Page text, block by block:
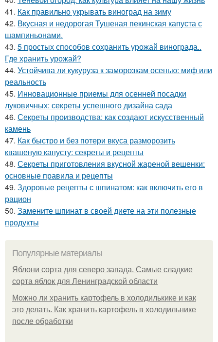
41. Как правильно укрывать виноград на зиму
42. Вкусная и недорогая Тушеная пекинская капуста с
шампиньонами.
43. 5 простых способов сохранить урожай винограда..
Где хранить урожай?
44. Устойчива ли кукуруза к заморозкам осенью: миф или
реальность
45. Инновационные приемы для осенней посадки
луковичных: секреты успешного дизайна сада
46. Секреты производства: как создают искусственный
камень
47. Как быстро и без потери вкуса разморозить
квашеную капусту: секреты и рецепты
48. Секреты приготовления вкусной жареной вешенки:
основные правила и рецепты
49. Здоровые рецепты с шпинатом: как включить его в
рацион
50. Замените шпинат в своей диете на эти полезные
продукты
Популярные материалы
Яблони сорта для северо запада. Самые сладкие
сорта яблок для Ленинградской области
Можно ли хранить картофель в холодилькике и как
это делать. Как хранить картофель в холодильнике
после обработки